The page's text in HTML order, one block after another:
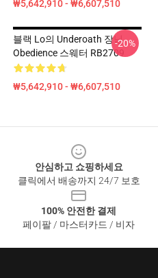
₩5,642,910 - ₩6,607,510
블랙 Lo의 Underoath 장님
Obedience 스웨터 RB2709
₩5,642,910 - ₩6,607,510
-20%
안심하고 쇼핑하세요
클릭에서 배송까지 24/7 보호
100% 안전한 결제
페이팔 / 마스터카드 / 비자